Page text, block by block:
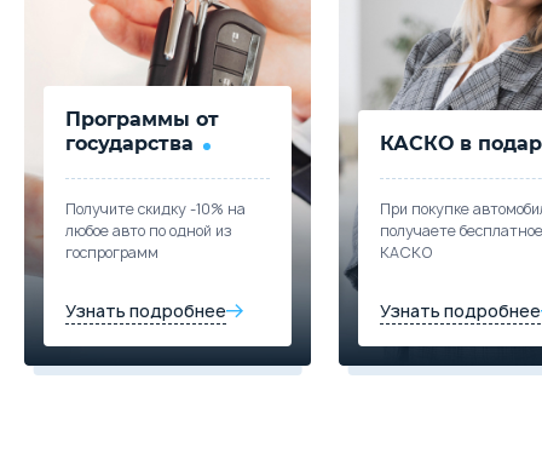
Программы от
государства
Получите скидку -10% на
любое авто по одной из
госпрограмм
Узнать подробнее
КАСКО в
При покупке
получаете бесплатное
КАСКО
Узнать подробнее